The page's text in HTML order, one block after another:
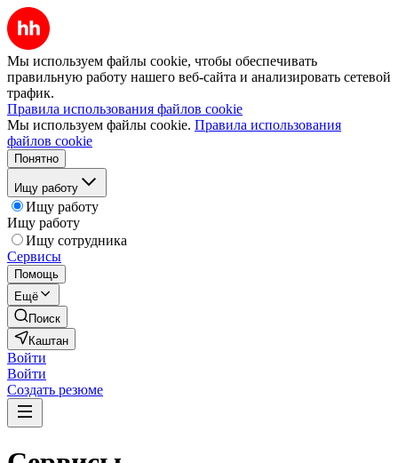
Мы используем файлы cookie, чтобы обеспечивать
правильную работу нашего веб-сайта и анализировать сетевой
трафик.
Правила использования файлов cookie
Мы используем файлы cookie. Правила использования
файлов cookie
Понятно
Ищу работу
Ищу работу
Ищу работу
Ищу сотрудника
Сервисы
Помощь
Ещё
Поиск
Каштан
Войти
Войти
Создать резюме